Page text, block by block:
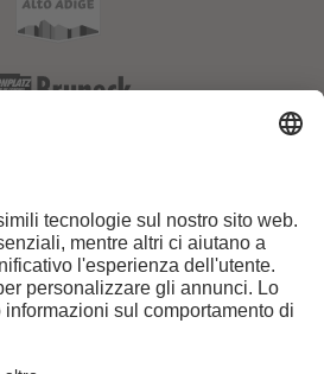
. CIN: IT021013A1VQOVFJLQ .